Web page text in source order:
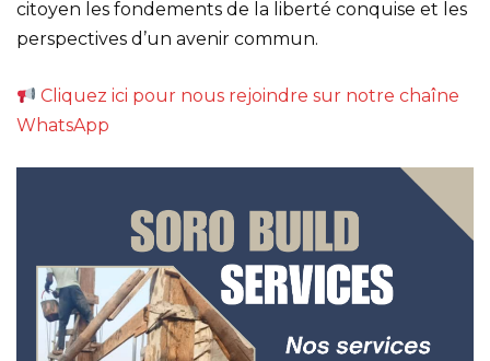
citoyen les fondements de la liberté conquise et les
perspectives d’un avenir commun.
Cliquez ici pour nous rejoindre sur notre chaîne
WhatsApp